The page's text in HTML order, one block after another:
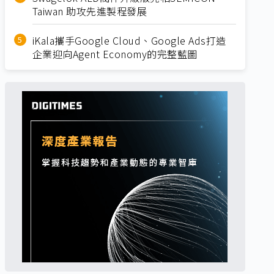
Taiwan 助攻先進製程發展
iKala攜手Google Cloud、Google Ads打造
企業迎向Agent Economy的完整藍圖